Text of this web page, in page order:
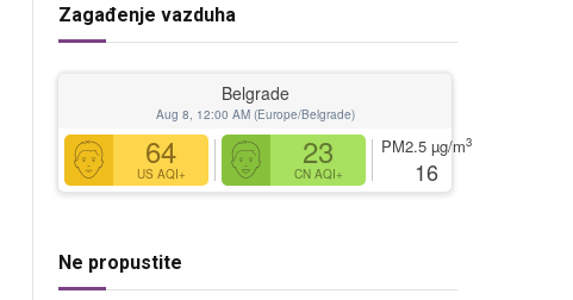
Zagađenje vazduha
Belgrade
Aug 8, 12:00 AM (Europe/Belgrade)
64
US AQI+
23
CN AQI+
PM2.5 µg/m3
16
Ne propustite